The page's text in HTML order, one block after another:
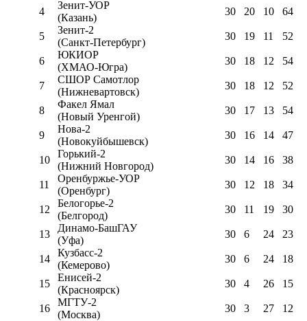
4
Зенит-УОР
(Казань)
30 20 10 64
5
Зенит-2
(Санкт-Петербург)
30 19 11 52
6
ЮКИОР
(ХМАО-Югра)
30 18 12 54
7
СШОР Самотлор
(Нижневартовск)
30 18 12 52
8
Факел Ямал
(Новый Уренгой)
30 17 13 54
9
Нова-2
(Новокуйбышевск)
30 16 14 47
10
Горький-2
(Нижний Новгород)
30 14 16 38
11
Оренбуржье-УОР
(Оренбург)
30 12 18 34
12
Белогорье-2
(Белгород)
30 11 19 30
13
Динамо-БашГАУ
(Уфа)
30 6 24 23
14
Кузбасс-2
(Кемерово)
30 6 24 18
15
Енисей-2
(Красноярск)
30 4 26 15
16
МГТУ-2
(Москва)
30 3 27 12